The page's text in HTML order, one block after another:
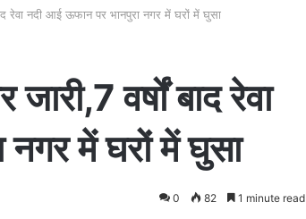
रेवा नदी आई ऊफान पर भानपुरा नगर में घरों में घुसा
वर्षों बाद रेवा
में घरों में घुसा
0 82 1 minute read